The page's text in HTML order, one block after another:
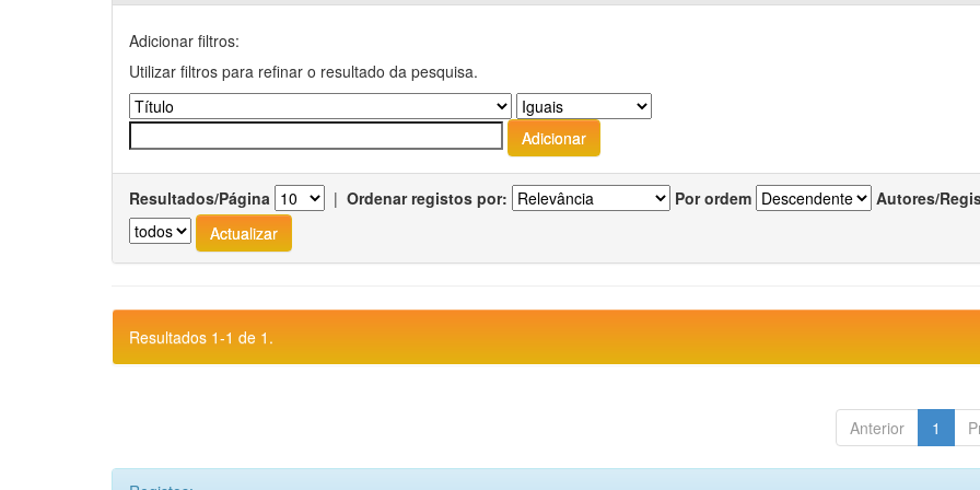
Adicionar filtros:
Utilizar filtros para refinar o resultado da pesquisa.
Resultados/Página | Ordenar registos por: Por ordem Autores/
Resultados 1-1 de 1.
Anterior 1